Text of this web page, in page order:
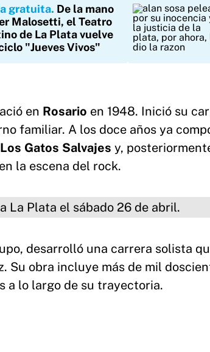
gratuita De la mano
Malosetti, el Teatro
de La Plata vuelve
"Jueves Vivos"
en Rosario en 1948. Inició su
familiar. A los doce años ya
Los Gatos Salvajes y,
la escena del rock.
desarrolló una carrera solista
Su obra incluye más de mil
a lo largo de su trayectoria.